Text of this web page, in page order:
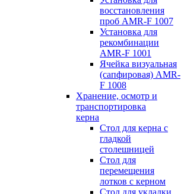
восстановления
проб AMR-F 1007
Установка для
рекомбинации
AMR-F 1001
Ячейка визуальная
(сапфировая) AMR-
F 1008
Хранение, осмотр и
транспортировка
керна
Стол для керна с
гладкой
столешницей
Стол для
перемещения
лотков с керном
Стол для укладки